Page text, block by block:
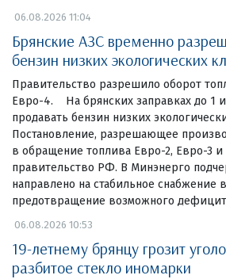
06.08.2026 11:04
Брянские АЗС временно
бензин низких экологических
Правительство разрешило оборот
Евро-4. На брянских заправках до 1
продавать бензин низких
Постановление, разрешающее
в обращение топлива Евро-2, Евро-3
правительство РФ. В Минэнерго
направлено на стабильное снабжение
предотвращение возможного
06.08.2026 10:53
19-летнему брянцу грозит
разбитое стекло иномарки